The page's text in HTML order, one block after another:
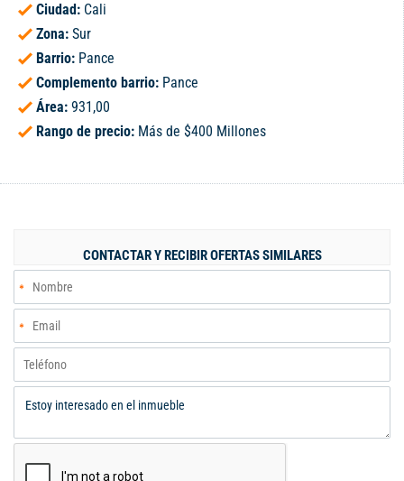
Ciudad: Cali
Zona: Sur
Barrio: Pance
Complemento barrio: Pance
Área: 931,00
Rango de precio: Más de $400 Millones
CONTACTAR Y RECIBIR OFERTAS SIMILARES